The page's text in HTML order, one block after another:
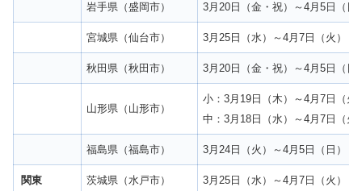
岩手県（盛岡市） 3月20日（金・祝）～4月5日（日
宮城県（仙台市） 3月25日（水）～4月7日（火）
秋田県（秋田市） 3月20日（金・祝）～4月5日（日
山形県（山形市）
小：3月19日（木）～4月7日（火
中：3月18日（水）～4月7日（火
福島県（福島市） 3月24日（火）～4月5日（日）
関東 茨城県（水戸市） 3月25日（水）～4月7日（火）